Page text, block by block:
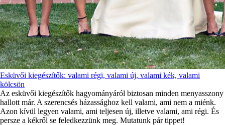
Esküvői kiegészítők: valami régi, valami új, valami kék, valami
kölcsön
Az esküvői kiegészítők hagyományáról biztosan minden menyasszony
hallott már. A szerencsés házassághoz kell valami, ami nem a miénk.
Azon kívül legyen valami, ami teljesen új, illetve valami, ami régi. És
persze a kékről se feledkezzünk meg. Mutatunk pár tippet!